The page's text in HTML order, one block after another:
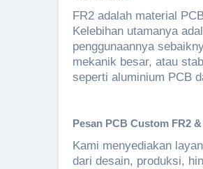
FR2 adalah material
Kelebihan utamanya
penggunaannya
mekanik besar, atau
seperti aluminium PCB
Pesan PCB Custom FR2 &
Kami menyediakan
dari desain, produksi,